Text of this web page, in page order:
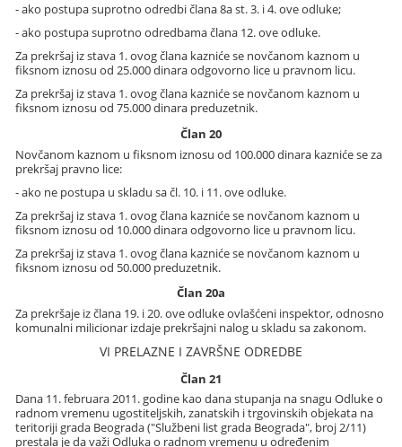
- ako postupa suprotno odredbi člana 8a st. 3. i 4. ove odluke;
- ako postupa suprotno odredbama člana 12. ove odluke.
Za prekršaj iz stava 1. ovog člana kazniće se novčanom kaznom u
fiksnom iznosu od 25.000 dinara odgovorno lice u pravnom licu.
Za prekršaj iz stava 1. ovog člana kazniće se novčanom kaznom u
fiksnom iznosu od 75.000 dinara preduzetnik.
Član 20
Novčanom kaznom u fiksnom iznosu od 100.000 dinara kazniće se za
prekršaj pravno lice:
- ako ne postupa u skladu sa čl. 10. i 11. ove odluke.
Za prekršaj iz stava 1. ovog člana kazniće se novčanom kaznom u
fiksnom iznosu od 10.000 dinara odgovorno lice u pravnom licu.
Za prekršaj iz stava 1. ovog člana kazniće se novčanom kaznom u
fiksnom iznosu od 50.000 preduzetnik.
Član 20a
Za prekršaje iz člana 19. i 20. ove odluke ovlašćeni inspektor, odnosno
komunalni milicionar izdaje prekršajni nalog u skladu sa zakonom.
VI PRELAZNE I ZAVRŠNE ODREDBE
Član 21
Dana 11. februara 2011. godine kao dana stupanja na snagu Odluke o
radnom vremenu ugostiteljskih, zanatskih i trgovinskih objekata na
teritoriji grada Beograda ("Službeni list grada Beograda", broj 2/11)
prestala je da važi Odluka o radnom vremenu u određenim